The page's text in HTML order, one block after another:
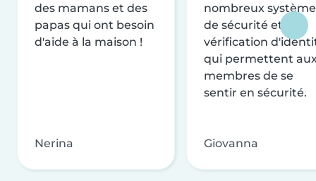
des mamans et des
papas qui ont besoin
d'aide à la maison !
Nerina
nombreux
de sécurité et de
vérification
qui permettent
membres de se
sentir en sécurité.
Giovanna